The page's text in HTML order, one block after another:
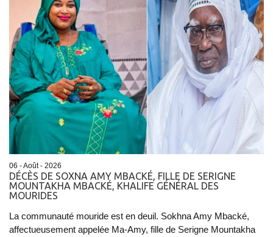
06 - Août - 2026
DÉCÈS DE SOXNA AMY MBACKÉ, FILLE DE SERIGNE
MOUNTAKHA MBACKÉ, KHALIFE GÉNÉRAL DES
MOURIDES
La communauté mouride est en deuil. Sokhna Amy Mbacké,
affectueusement appelée Ma-Amy, fille de Serigne Mountakha